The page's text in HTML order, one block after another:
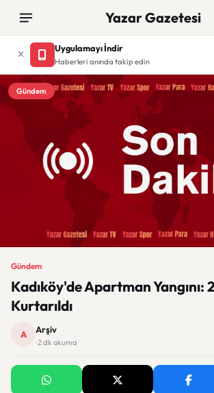
Yazar Gazetesi
Uygulamayı İndir
Haberleri anında takip edin
Gündem
Gündem
Kadıköy'de Apartman Yangını:
Kurtarıldı
A Arşiv
· 2 dk okuma